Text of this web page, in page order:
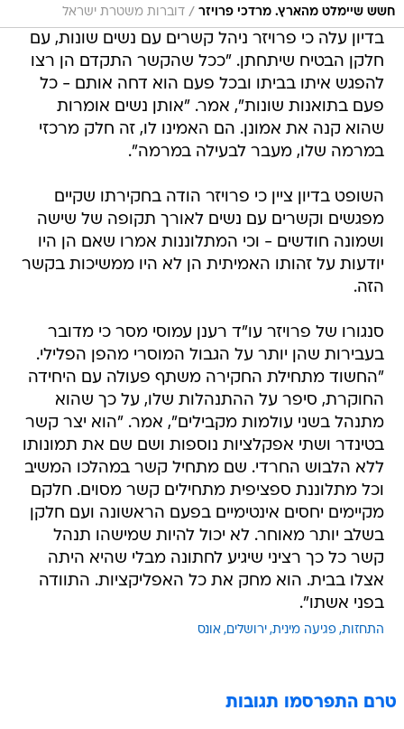
חשש שיימלט מהארץ. מרדכי פרויזר / דוברות משטרת ישראל
בדיון עלה כי פרויזר ניהל קשרים עם נשים שונות, עם
חלקן הבטיח שיתחתן. "ככל שהקשר התקדם הן רצו
להפגש איתו בביתו ובכל פעם הוא דחה אותם - כל
פעם בתואנות שונות", אמר. "אותן נשים אומרות
שהוא קנה את אמונן. הם האמינו לו, זה חלק מרכזי
במרמה שלו, מעבר לבעילה במרמה".
השופט בדיון ציין כי פרויזר הודה בחקירתו שקיים
מפגשים וקשרים עם נשים לאורך תקופה של שישה
ושמונה חודשים - וכי המתלוננות אמרו שאם הן היו
יודעות על זהותו האמיתית הן לא היו ממשיכות בקשר
הזה.
סנגורו של פרויזר עו"ד רענן עמוסי מסר כי מדובר
בעבירות שהן יותר על הגבול המוסרי מהפן הפלילי.
"החשוד מתחילת החקירה משתף פעולה עם היחידה
החוקרת, סיפר על ההתנהלות שלו, על כך שהוא
מתנהל בשני עולמות מקבילים", אמר. "הוא יצר קשר
בטינדר ושתי אפקלציות נוספות ושם שם את תמונותו
ללא הלבוש החרדי. שם מתחיל קשר במהלכו המשיב
וכל מתלוננת ספציפית מתחילים קשר מסוים. חלקם
מקיימים יחסים אינטימיים בפעם הראשונה ועם חלקן
בשלב יותר מאוחר. לא יכול להיות שמישהו תנהל
קשר כל כך רציני שיגיע לחתונה מבלי שהיא היתה
אצלו בבית. הוא מחק את כל האפליקציות. התוודה
בפני אשתו".
התחזות פגיעה מינית ירושלים אונס
טרם התפרסמו תגובות